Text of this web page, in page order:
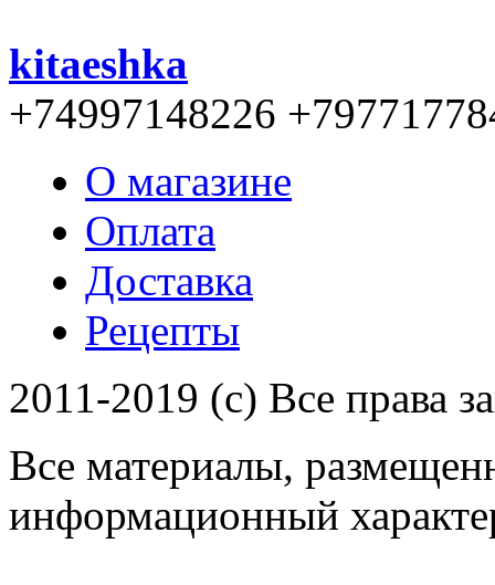
kitaeshka
+74997148226
О магазине
Оплата
Доставка
Рецепты
2011-2019 (c) Все права
Все материалы,
информационный